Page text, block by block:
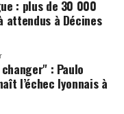
: plus de 30 000
attendus à Décines
: Paulo
l’échec lyonnais à